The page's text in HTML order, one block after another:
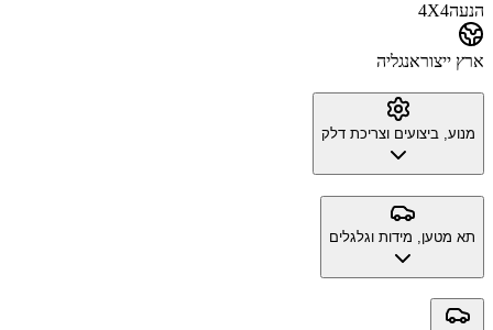
הנעה4X4
ארץ ייצוראנגליה
מנוע, ביצועים וצריכת דלק
תא מטען, מידות וגלגלים